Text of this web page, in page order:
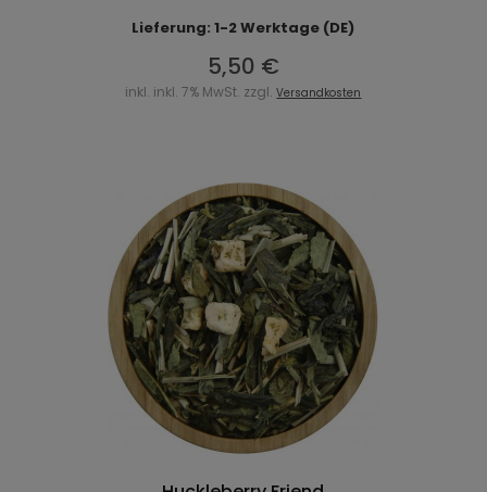
Lieferung: 1-2 Werktage (DE)
5,50 €
inkl. inkl. 7% MwSt. zzgl.Versandkosten